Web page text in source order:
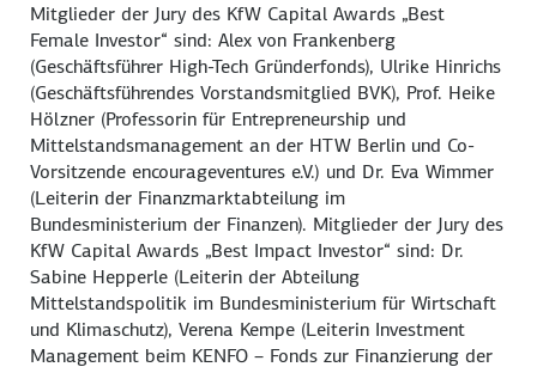
Mitglieder der Jury des KfW Capital Awards „Best
Female Investor“ sind: Alex von Frankenberg
(Geschäftsführer High-Tech Gründerfonds), Ulrike Hinrichs
(Geschäftsführendes Vorstandsmitglied BVK), Prof. Heike
Hölzner (Professorin für Entrepreneurship und
Mittelstandsmanagement an der HTW Berlin und Co-
Vorsitzende encourageventures e.V.) und Dr. Eva Wimmer
(Leiterin der Finanzmarktabteilung im
Bundesministerium der Finanzen). Mitglieder der Jury des
KfW Capital Awards „Best Impact Investor“ sind: Dr.
Sabine Hepperle (Leiterin der Abteilung
Mittelstandspolitik im Bundesministerium für Wirtschaft
und Klimaschutz), Verena Kempe (Leiterin Investment
Management beim KENFO – Fonds zur Finanzierung der